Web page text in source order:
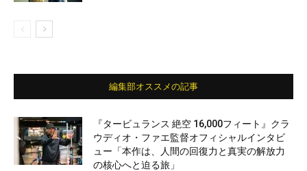
編集部オススメの記事
『タービュランス 絶空 16,000フィート』クラ
ウディオ・ファエ監督オフィシャルインタビ
ュー「本作は、人間の回復力と真実の解放力
の核心へと迫る旅」